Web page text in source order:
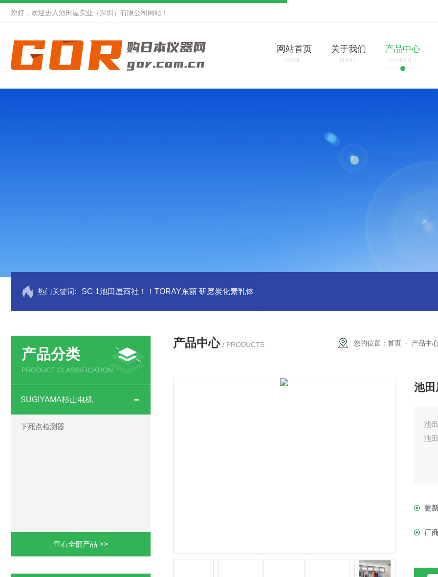
您好，欢迎进入池田屋实业（深圳）有限公司网站！
网站首页
HOME
关于我们
ABOUT
产品中心
PRODUCT
热门关键词: SC-1池田屋商社！！TORAY东丽 研磨炭化素乳钵
产品分类
PRODUCT CLASSIFICATION
SUGIYAMA杉山电机
下死点检测器
查看全部产品 >>
产品中心 / PRODUCTS 您的位置：首页 - 产品中
池
池
池
更
厂